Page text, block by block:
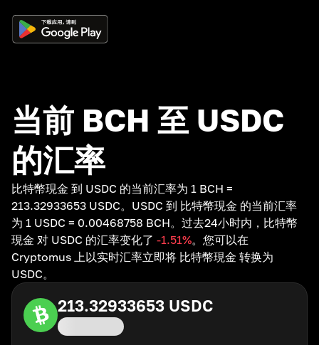
当前 BCH 至 USDC
的汇率
比特幣現金 到 USDC 的当前汇率为 1 BCH =
213.32933653 USDC。USDC 到 比特幣現金 的当前汇率
为 1 USDC = 0.00468758 BCH。过去24小时内，比特幣
現金 对 USDC 的汇率变化了 -1.51%。您可以在
Cryptomus 上以实时汇率立即将 比特幣現金 转换为
USDC。
213.32933653 USDC